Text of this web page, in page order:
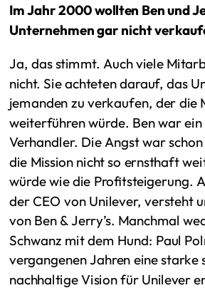
Im Jahr 2000 wollten Ben und
Unternehmen gar nicht
Ja, das stimmt. Auch viele
nicht. Sie achteten darauf, das
jemanden zu verkaufen, der die
weiterführen würde. Ben war
Verhandler. Die Angst war
die Mission nicht so ernsthaft
würde wie die Profitsteigerung.
der CEO von Unilever, versteht
von Ben & Jerry’s. Manchmal
Schwanz mit dem Hund: Paul
vergangenen Jahren eine starke
nachhaltige Vision für Unilever